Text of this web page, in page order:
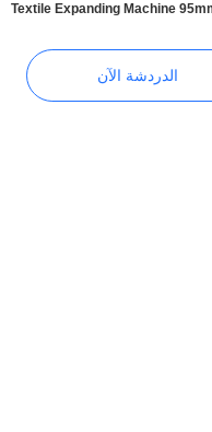
Textile Expanding Machine
الدردشة الآن